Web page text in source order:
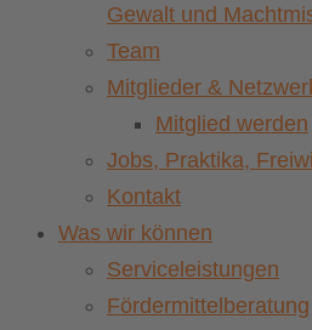
Gewalt und
Team
Mitglieder &
Mitglied werden
Jobs, Praktika,
Kontakt
Was wir können
Serviceleistungen
Fördermittelberatung